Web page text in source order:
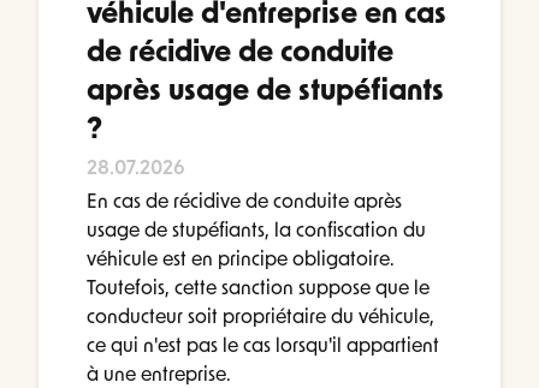
véhicule d'entreprise en cas
de récidive de conduite
après usage de stupéfiants
?
28.07.2026
En cas de récidive de conduite après
usage de stupéfiants, la confiscation du
véhicule est en principe obligatoire.
Toutefois, cette sanction suppose que le
conducteur soit propriétaire du véhicule,
ce qui n'est pas le cas lorsqu'il appartient
à une entreprise.